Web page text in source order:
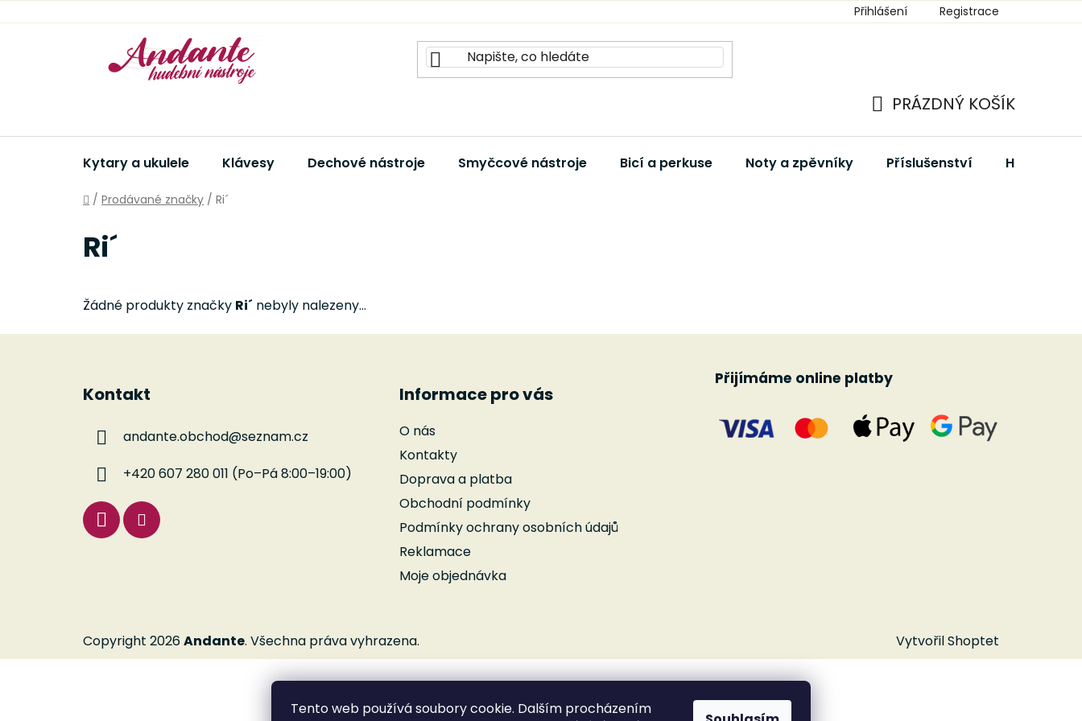
Tento web používá soubory cookie. Dalším procházením
na
Přihlášení Registrace
KOŠÍK
PRÁZDNÝ KOŠÍK
Kytary a ukulele Klávesy Dechové nástroje Smyčcové nástroje Bicí a perkuse Noty a zpěvníky Příslušenství Hudební
Domů
/ Prodávané značky / Ri´
Ri´
Žádné produkty značky Ri´ nebyly nalezeny...
Kontakt
andante.obchod@seznam.cz
+420 607 280 011 (Po–Pá 8:00–19:00)
Informace pro vás
O nás
Kontakty
Doprava a platba
Obchodní podmínky
Podmínky ochrany osobních údajů
Reklamace
Moje objednávka
Přijímáme online platby
Vytvořil Shoptet
Copyright 2026Andante. Všechna práva vyhrazena.